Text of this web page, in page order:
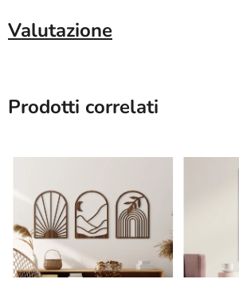
Valutazione
Prodotti correlati